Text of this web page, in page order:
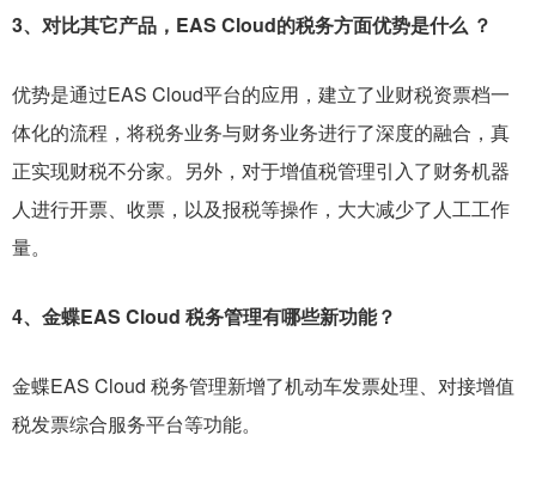
3、对比其它产品，EAS Cloud的税务方面优势是什么 ？
优势是通过EAS Cloud平台的应用，建立了业财税资票档一
体化的流程，将税务业务与财务业务进行了深度的融合，真
正实现财税不分家。另外，对于增值税管理引入了财务机器
人进行开票、收票，以及报税等操作，大大减少了人工工作
量。
4、金蝶EAS Cloud 税务管理有哪些新功能？
金蝶EAS Cloud 税务管理新增了机动车发票处理、对接增值
税发票综合服务平台等功能。